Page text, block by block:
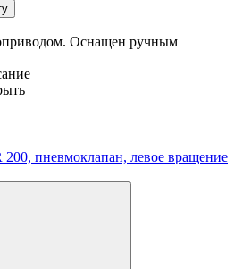
Оснащен ручным
пневмоклапан, левое вращение